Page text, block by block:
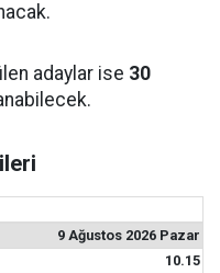
adaylar ise 30
9 Ağustos 2026 Pazar
10.15